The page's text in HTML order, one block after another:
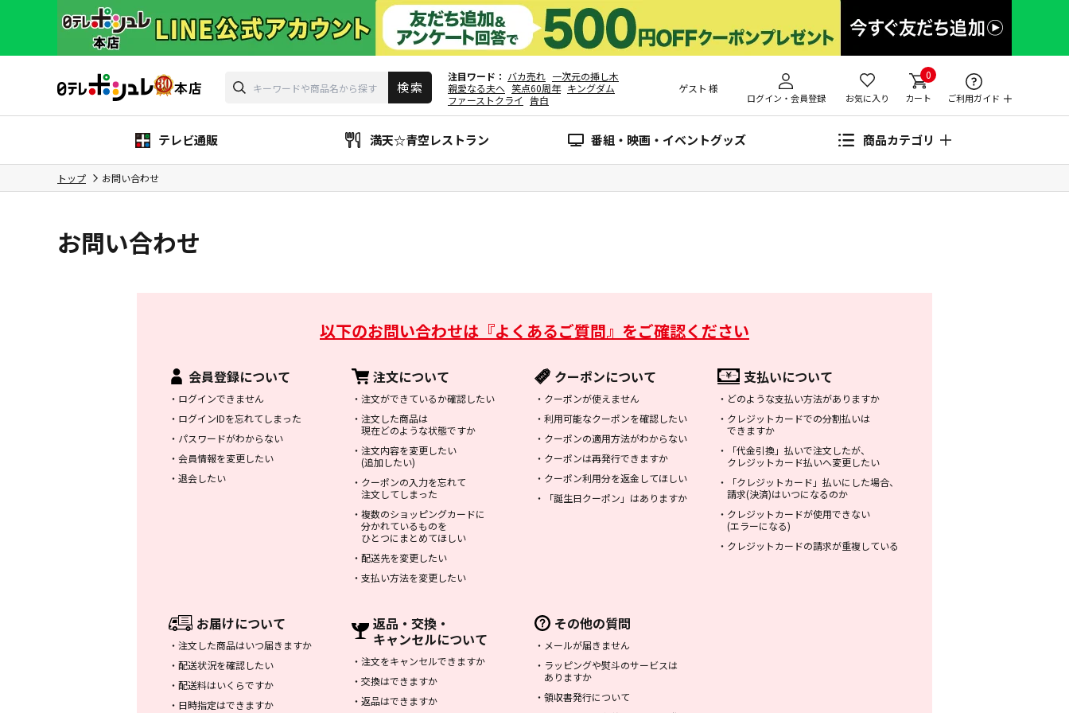
注目ワード バカ売れ 一次元の挿し木
親愛なる夫へ 笑点60周年 キングダム
ファーストクライ
告白
ゲスト 様
ログイン・会員登録 お気に入り
0
カート ご利用ガイド
テレビ通販 満天☆青空レストラン 番組・映画・イベントグッズ 商品カテゴリ
トップ お問い合わせ
お問い合わせ
以下のお問い合わせは 『よくあるご質問』をご確認ください
会員登録について
・ ログインできません
・ ログインIDを忘れてしまった
・ パスワードがわからない
・ 会員情報を変更したい
・ 退会したい
注文について
・ 注文ができているか確認したい
・ 注文した商品は
現在どのような状態ですか
・ 注文内容を変更したい
(追加したい)
・ クーポンの入力を忘れて
注文してしまった
・ 複数のショッピングカードに
分かれているものを
ひとつにまとめてほしい
・ 配送先を変更したい
・ 支払い方法を変更したい
クーポンについて
・ クーポンが使えません
・ 利用可能なクーポンを確認したい
・ クーポンの適用方法がわからない
・ クーポンは再発行できますか
・ クーポン利用分を返金してほしい
・
「誕生日クーポン」はありますか
支払いについて
・ どのような支払い方法がありますか
・ クレジットカードでの分割払いは
できますか
・
「代金引換」払いで注文したが、
クレジットカード払いへ変更したい
・
「クレジットカード」払いにした場合、
請求(決済)はいつになるのか
・ クレジットカードが使用できない
(エラーになる)
・ クレジットカードの請求が重複している
お届けについて
・ 注文した商品はいつ届きますか
・ 配送状況を確認したい
・ 配送料はいくらですか
・ 日時指定はできますか
返品・交換・
キャンセルについて
・ 注文をキャンセルできますか
・ 交換はできますか
・ 返品はできますか
その他の質問
・ メールが届きません
・ ラッピングや熨斗のサービスは
ありますか
・ 領収書発行について